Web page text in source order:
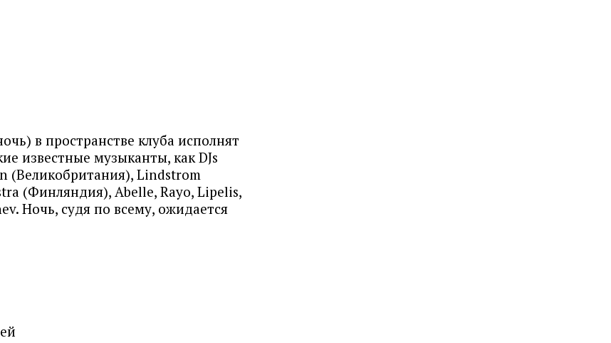
в пространстве клуба исполнят
известные музыканты, как DJs
(Великобритания), Lindstrom
(Финляндия), Abelle, Rayo, Lipelis,
Ночь, судя по всему, ожидается